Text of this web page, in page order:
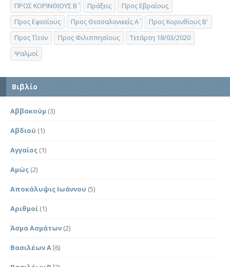
ΠΡΟΣ ΚΟΡΙΝΘΙΟΥΣ Β΄
Πράξεις
Προς Εβραίους
Προς Εφεσίους
Προς Θεσσαλονικείς Α΄
Προς Κορινθίους Β'
Προς Τίτον
Προς Φιλιππησίους
Τετάρτη 18/03/2020
Ψαλμοί
Βιβλίο
Αββακούμ (3)
Αβδιού (1)
Αγγαίος (1)
Αμώς (2)
Αποκάλυψις Ιωάννου (5)
Αριθμοί (1)
Άσμα Ασμάτων (2)
Βασιλέων Α΄(6)